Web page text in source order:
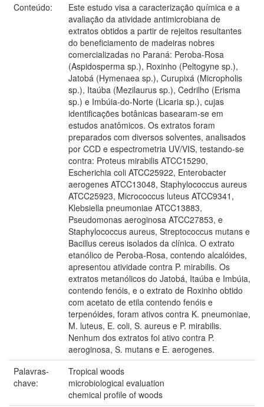
Conteúdo:
Este estudo visa a caracterização química e a
avaliação da atividade antimicrobiana de
extratos obtidos a partir de rejeitos resultantes
do beneficiamento de madeiras nobres
comercializadas no Paraná: Peroba-Rosa
(Aspidosperma sp.), Roxinho (Peltogyne sp.),
Jatobá (Hymenaea sp.), Curupixá (Micropholis
sp.), Itaúba (Mezilaurus sp.), Cedrilho (Erisma
sp.) e Imbúia-do-Norte (Licaria sp.), cujas
identificações botânicas basearam-se em
estudos anatômicos. Os extratos foram
preparados com diversos solventes, analisados
por CCD e espectrometria UV/VIS, testando-se
contra: Proteus mirabilis ATCC15290,
Escherichia coli ATCC25922, Enterobacter
aerogenes ATCC13048, Staphylococcus aureus
ATCC25923, Micrococcus luteus ATCC9341,
Klebsiella pneumoniae ATCC13883,
Pseudomonas aeroginosa ATCC27853, e
Staphylococcus aureus, Streptococcus mutans e
Bacillus cereus isolados da clínica. O extrato
etanólico de Peroba-Rosa, contendo alcalóides,
apresentou atividade contra P. mirabilis. Os
extratos metanólicos do Jatobá, Itaúba e Imbúia,
contendo fenóis, e o extrato de Roxinho obtido
com acetato de etila contendo fenóis e
terpenóides, foram ativos contra K. pneumoniae,
M. luteus, E. coli, S. aureus e P. mirabilis.
Nenhum dos extratos foi ativo contra P.
aeroginosa, S. mutans e E. aerogenes.
Palavras-
chave:
Tropical woods
microbiological evaluation
chemical profile of woods